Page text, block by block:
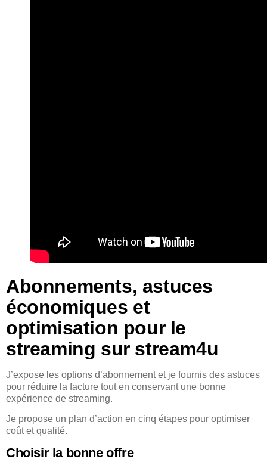
Abonnements, astuces
économiques et
optimisation pour le
streaming sur stream4u
J’expose les options d’abonnement et je fournis des astuces
pour réduire la facture tout en conservant une bonne
expérience de streaming.
Je propose un plan d’action en cinq étapes pour optimiser
coût et qualité.
Choisir la bonne offre